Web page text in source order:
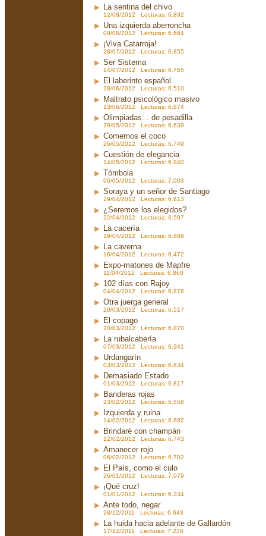
La sentina del chivo
12/08/2012 Lecturas: 6.892
Una izquierda aberroncha
09/08/2012 Lecturas: 6.664
¡Viva Catarroja!
28/07/2012 Lecturas: 6.855
Ser Sistema
14/07/2012 Lecturas: 6.765
El laberinto español
28/06/2012 Lecturas: 6.510
Maltrato psicológico masivo
13/06/2012 Lecturas: 6.874
Olimpiadas... de pesadilla
29/05/2012 Lecturas: 6.639
Comernos el coco
26/05/2012 Lecturas: 6.749
Cuestión de elegancia
14/05/2012 Lecturas: 6.940
Tómbola
06/05/2012 Lecturas: 7.003
Soraya y un señor de Santiago
29/04/2012 Lecturas: 6.613
¿Seremos los elegidos?
22/04/2012 Lecturas: 6.597
La cacería
19/04/2012 Lecturas: 6.889
La caverna
16/04/2012 Lecturas: 6.472
Expo-matones de Mapfre
11/04/2012 Lecturas: 6.860
102 días con Rajoy
04/04/2012 Lecturas: 6.876
Otra juerga general
29/03/2012 Lecturas: 6.517
El copago
20/03/2012 Lecturas: 6.870
La rubalcabería
07/03/2012 Lecturas: 6.941
Urdangarín
03/03/2012 Lecturas: 6.634
Demasiado Estado
01/03/2012 Lecturas: 6.817
Banderas rojas
23/02/2012 Lecturas: 6.558
Izquierda y ruina
14/02/2012 Lecturas: 6.682
Brindaré con champán
12/02/2012 Lecturas: 6.743
Amanecer rojo
06/02/2012 Lecturas: 6.702
El País, como el culo
26/01/2012 Lecturas: 7.079
¡Qué cruz!
01/01/2012 Lecturas: 6.334
Ante todo, negar
28/12/2011 Lecturas: 6.643
La huida hacia adelante de Gallardón
17/12/2011 Lecturas: 7.226